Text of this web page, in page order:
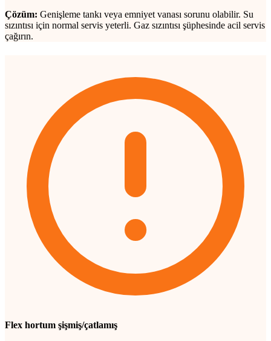
Çözüm: Genişleme tankı veya emniyet vanası sorunu olabilir. Su
sızıntısı için normal servis yeterli. Gaz sızıntısı şüphesinde acil servis
çağırın.
Flex hortum şişmiş/çatlamış